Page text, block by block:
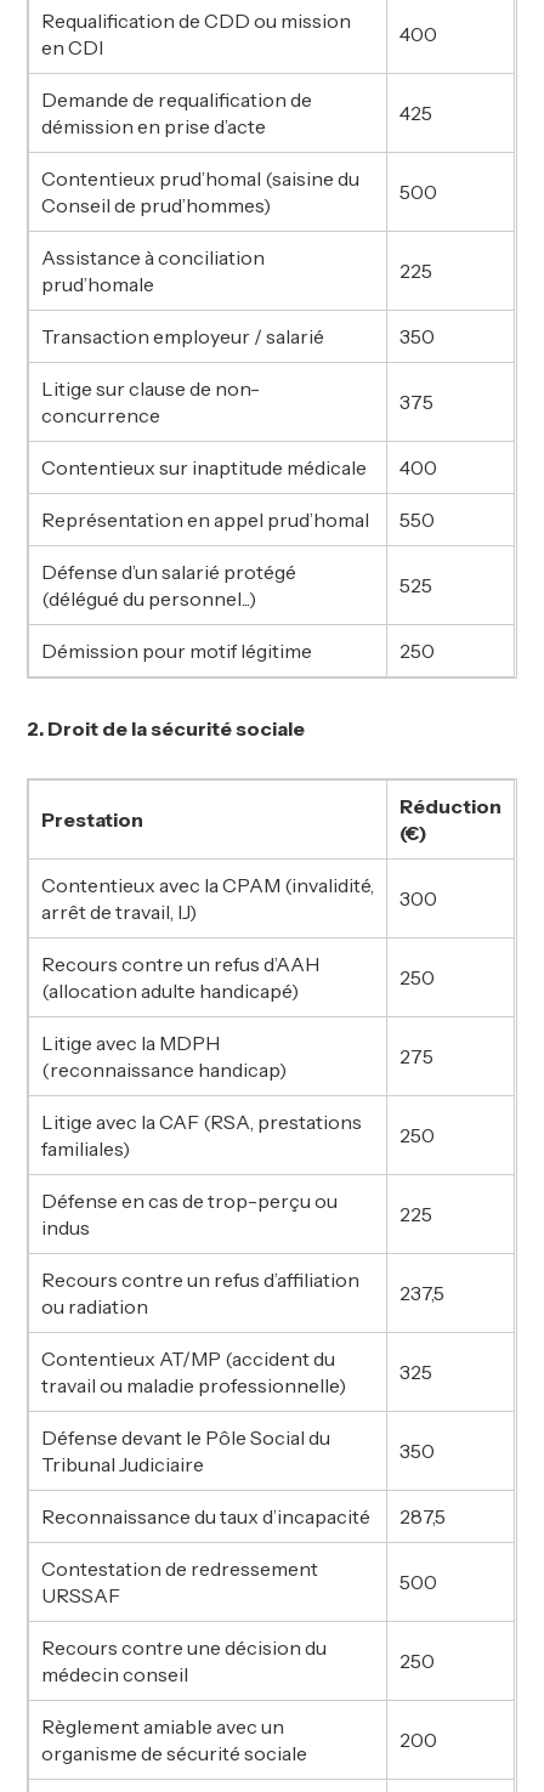
Requalification de CDD ou mission
en CDI
400
Demande de requalification de
démission en prise d’acte
425
Contentieux prud’homal (saisine du
Conseil de prud’hommes)
500
Assistance à conciliation
prud’homale
225
Transaction employeur / salarié 350
Litige sur clause de non-
concurrence
375
Contentieux sur inaptitude médicale 400
Représentation en appel prud’homal 550
Défense d’un salarié protégé
(délégué du personnel...)
525
Démission pour motif légitime 250
2. Droit de la sécurité sociale
Prestation
Réduction
(€)
Contentieux avec la CPAM (invalidité,
arrêt de travail, IJ)
300
Recours contre un refus d’AAH
(allocation adulte handicapé)
250
Litige avec la MDPH
(reconnaissance handicap)
275
Litige avec la CAF (RSA, prestations
familiales)
250
Défense en cas de trop-perçu ou
indus
225
Recours contre un refus d’affiliation
ou radiation
237,5
Contentieux AT/MP (accident du
travail ou maladie professionnelle)
325
Défense devant le Pôle Social du
Tribunal Judiciaire
350
Reconnaissance du taux d’incapacité 287,5
Contestation de redressement
URSSAF
500
Recours contre une décision du
médecin conseil
250
Règlement amiable avec un
organisme de sécurité sociale
200